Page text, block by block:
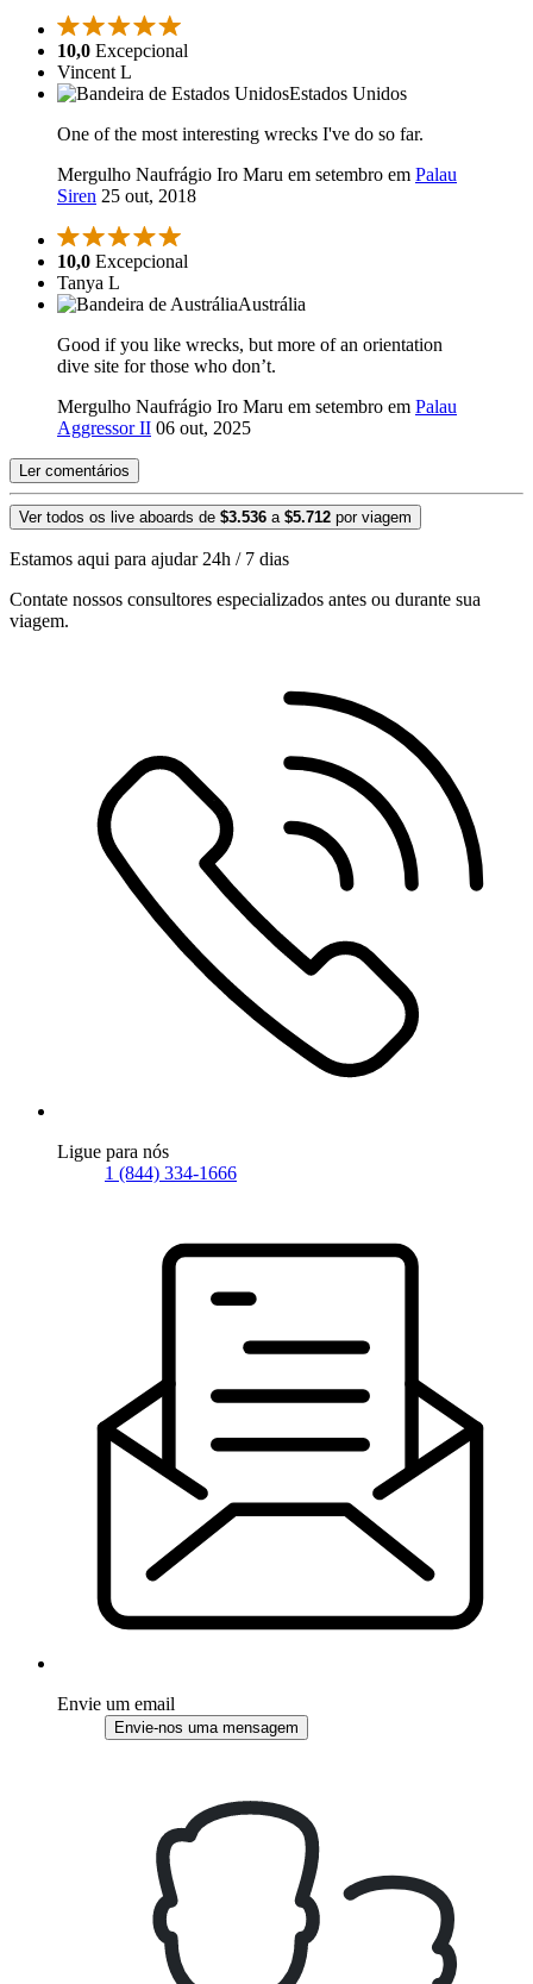
10,0 Excepcional
Vincent L
Estados Unidos
One of the most interesting wrecks I've do so far.
Mergulho Naufrágio Iro Maru em setembro em Palau
Siren 25 out, 2018
10,0 Excepcional
Tanya L
Austrália
Good if you like wrecks, but more of an orientation
dive site for those who don’t.
Mergulho Naufrágio Iro Maru em setembro em Palau
Aggressor II 06 out, 2025
Ler comentários
Ver todos os live aboards de $3.536 a $5.712 por viagem
Estamos aqui para ajudar 24h / 7 dias
Contate nossos consultores especializados antes ou durante sua
viagem.
Ligue para nós
1 (844) 334-1666
Envie um email
Envie-nos uma mensagem